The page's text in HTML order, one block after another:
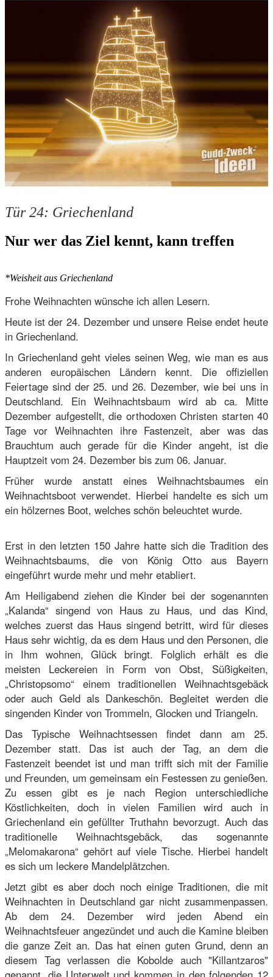
Tür 24: Griechenland
Nur wer das Ziel kennt, kann treffen
*Weisheit aus Griechenland
Frohe Weihnachten wünsche ich allen Lesern.
Heute ist der 24. Dezember und unsere Reise endet heute
in Griechenland.
In Griechenland geht vieles seinen Weg, wie man es aus
anderen europäischen Ländern kennt. Die offiziellen
Feiertage sind der 25. und 26. Dezember, wie bei uns in
Deutschland. Ein Weihnachtsbaum wird ab ca. Mitte
Dezember aufgestellt, die orthodoxen Christen starten 40
Tage vor Weihnachten ihre Fastenzeit, aber was das
Brauchtum auch gerade für die Kinder angeht, ist die
Hauptzeit vom 24. Dezember bis zum 06. Januar.
Früher wurde anstatt eines Weihnachtsbaumes ein
Weihnachtsboot verwendet. Hierbei handelte es sich um
ein hölzernes Boot, welches schön beleuchtet wurde.
Erst in den letzten 150 Jahre hatte sich die Tradition des
Weihnachtsbaums, die von König Otto aus Bayern
eingeführt wurde mehr und mehr etabliert.
Am Heiligabend ziehen die Kinder bei der sogenannten
„Kalanda“ singend von Haus zu Haus, und das Kind,
welches zuerst das Haus singend betritt, wird für dieses
Haus sehr wichtig, da es dem Haus und den Personen, die
in Ihm wohnen, Glück bringt. Folglich erhält es die
meisten Leckereien in Form von Obst, Süßigkeiten,
„Christopsomo“ einem traditionellen Weihnachtsgebäck
oder auch Geld als Dankeschön. Begleitet werden die
singenden Kinder von Trommeln, Glocken und Triangeln.
Das Typische Weihnachtsessen findet dann am 25.
Dezember statt. Das ist auch der Tag, an dem die
Fastenzeit beendet ist und man trifft sich mit der Familie
und Freunden, um gemeinsam ein Festessen zu genießen.
Zu essen gibt es je nach Region unterschiedliche
Köstlichkeiten, doch in vielen Familien wird auch in
Griechenland ein gefüllter Truthahn bevorzugt. Auch das
traditionelle Weihnachtsgebäck, das sogenannte
„Melomakarona“ gehört auf viele Tische. Hierbei handelt
es sich um leckere Mandelplätzchen.
Jetzt gibt es aber doch noch einige Traditionen, die mit
Weihnachten in Deutschland gar nicht zusammenpassen.
Ab dem 24. Dezember wird jeden Abend ein
Weihnachtsfeuer angezündet und auch die Kamine bleiben
die ganze Zeit an. Das hat einen guten Grund, denn an
diesem Tag verlassen die Kobolde auch "Killantzaros"